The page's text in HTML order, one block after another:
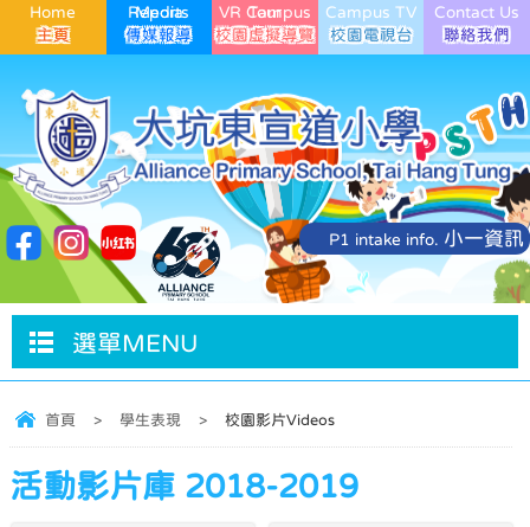
Home Media Reports VR Campus Tour Campus TV Contact Us
P1 intake info. 小一資訊
選單MENU
首頁 > 學生表現 > 校園影片Videos
活動影片庫 2018-2019